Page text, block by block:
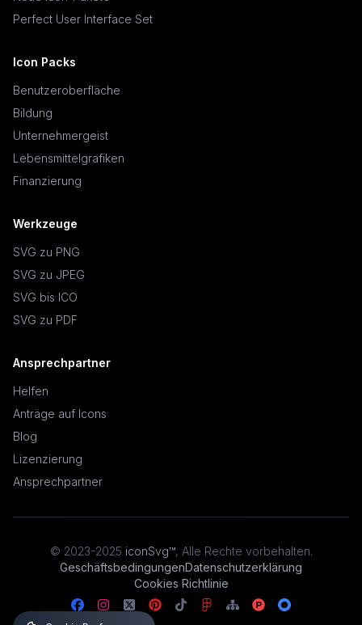
Perfect User Interface Set
Icon Packs
Benutzeroberfläche
Bildung
Unternehmergeist
Lebensmittelgrafiken
Finanzierung
Werkzeuge
SVG zu PNG
SVG zu JPEG
SVG bis ICO
SVG zu PDF
Ansprechpartner
Helfen
Anträge auf Icons
Blog
Lizenzierung
Ansprechpartner
© 2023-2025 iconSvg™, Alle Rechte vorbehalten.
GeschäftsbedingungenDatenschutzerklärung
Cookies Richtlinie